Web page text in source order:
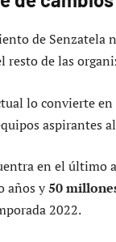
de Senzatela
resto de las
lo convierte
aspirantes
en el último
años y50
2022.